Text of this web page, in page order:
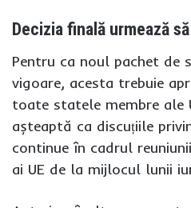
Decizia finală urmează
Pentru ca noul pachet de
vigoare, acesta trebuie
toate statele membre ale
așteaptă ca discuțiile
continue în cadrul
ai UE de la mijlocul lunii